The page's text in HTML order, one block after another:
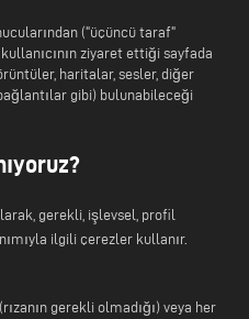
("üçüncü taraf"
ziyaret ettiği sayfada
haritalar, sesler, diğer
gibi) bulunabileceği
gerekli, işlevsel, profil
ilgili çerezler kullanır.
gerekli olmadığı) veya her